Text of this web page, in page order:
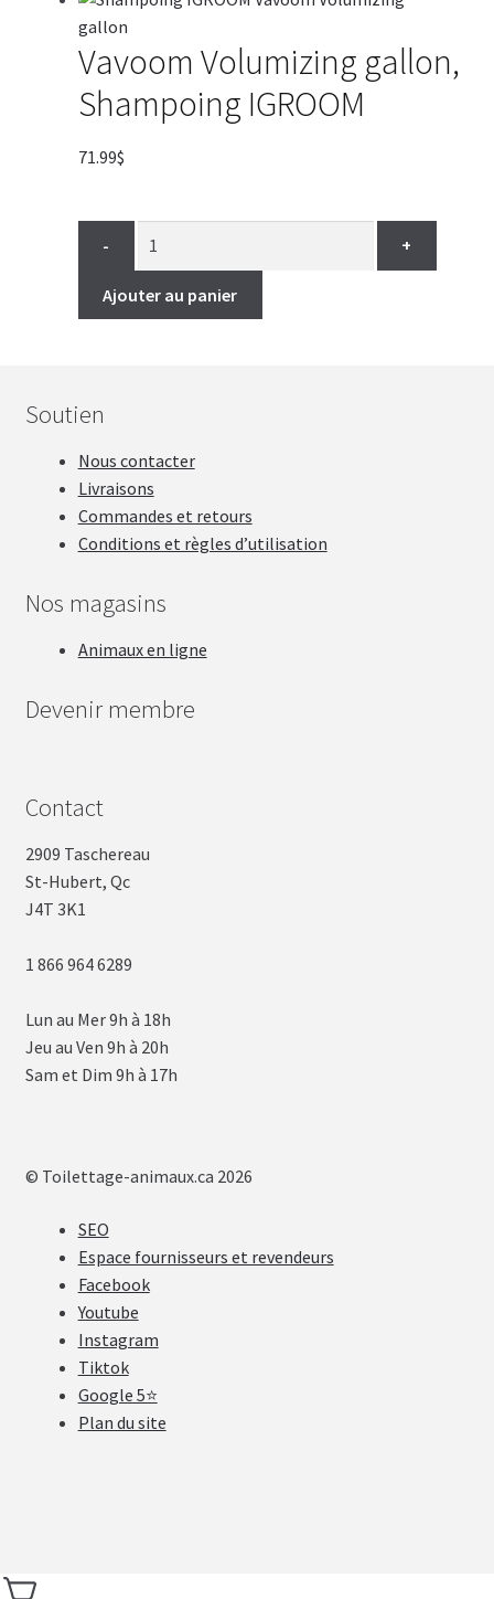
Vavoom Volumizing gallon,
Shampoing IGROOM
71.99$
- +
Ajouter au panier
Soutien
Nous contacter
Livraisons
Commandes et retours
Conditions et règles d’utilisation
Nos magasins
Animaux en ligne
Devenir membre
Contact
2909 Taschereau
St-Hubert, Qc
J4T 3K1
1 866 964 6289
Lun au Mer 9h à 18h
Jeu au Ven 9h à 20h
Sam et Dim 9h à 17h
© Toilettage-animaux.ca 2026
SEO
Espace fournisseurs et revendeurs
Facebook
Youtube
Instagram
Tiktok
Google 5⭐
Plan du site